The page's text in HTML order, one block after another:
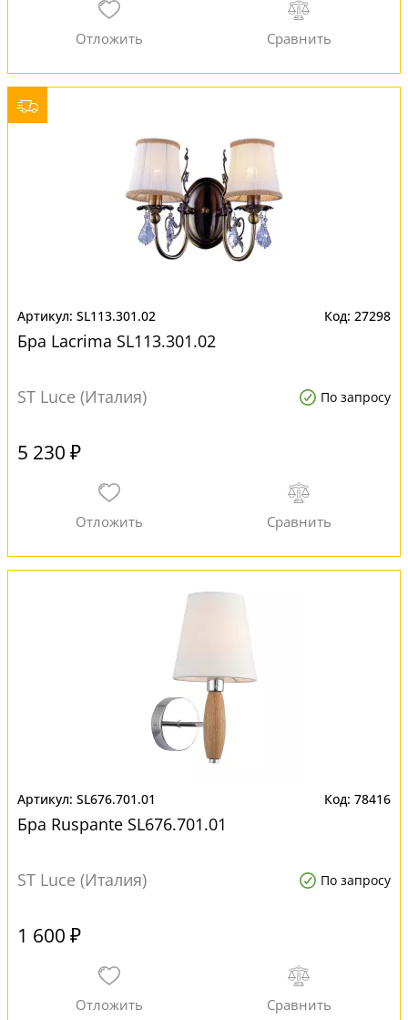
SL113.301.02 27298
Бра Lacrima SL113.301.02
ST Luce (Италия) По запросу
5 230 ₽
SL676.701.01 78416
Бра Ruspante SL676.701.01
ST Luce (Италия) По запросу
1 600 ₽